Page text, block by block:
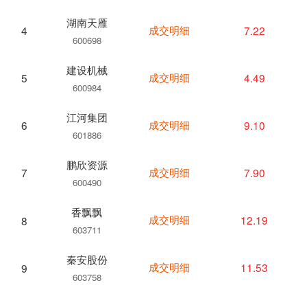
4
湖南天雁
600698
5
建设机械
600984
6
江河集团
601886
7
鹏欣资源
600490
8
香飘飘
603711
9
秦安股份
603758
成交明细 7.22
成交明细 4.49
成交明细 9.10
成交明细 7.90
成交明细 12.19
成交明细 11.53